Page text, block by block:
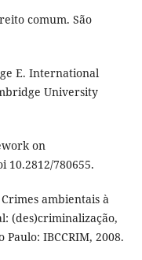
comum. São
E. International
University
on
10.2812/780655.
ambientais à
(des)criminalização,
IBCCRIM, 2008.